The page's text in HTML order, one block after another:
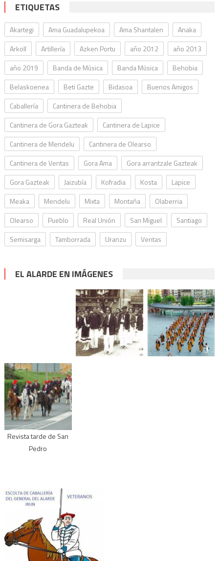
ETIQUETAS
Akartegi Ama Guadalupekoa Ama Shantalen
Anaka
Arkoll
Artillería Azken Portu año 2012
año 2013
año 2019
Banda de Música Banda Música
Behobia
Belaskoenea
Beti Gazte Bidasoa
Buenos Amigos
Caballería
Cantinera de Behobia
Cantinera de Gora Gazteak
Cantinera de Lapice
Cantinera de Mendelu
Cantinera de Olearso
Cantinera de Ventas
Gora Ama
Gora arrantzale Gazteak
Gora Gazteak
Jaizubía Kofradia Kosta
Lapice
Meaka
Mendelu Mixta Montaña
Olaberria
Olearso
Pueblo Real Unión San Miguel
Santiago
Semisarga
Tamborrada Uranzu Ventas
EL ALARDE EN IMÁGENES
Revista tarde de San
Pedro